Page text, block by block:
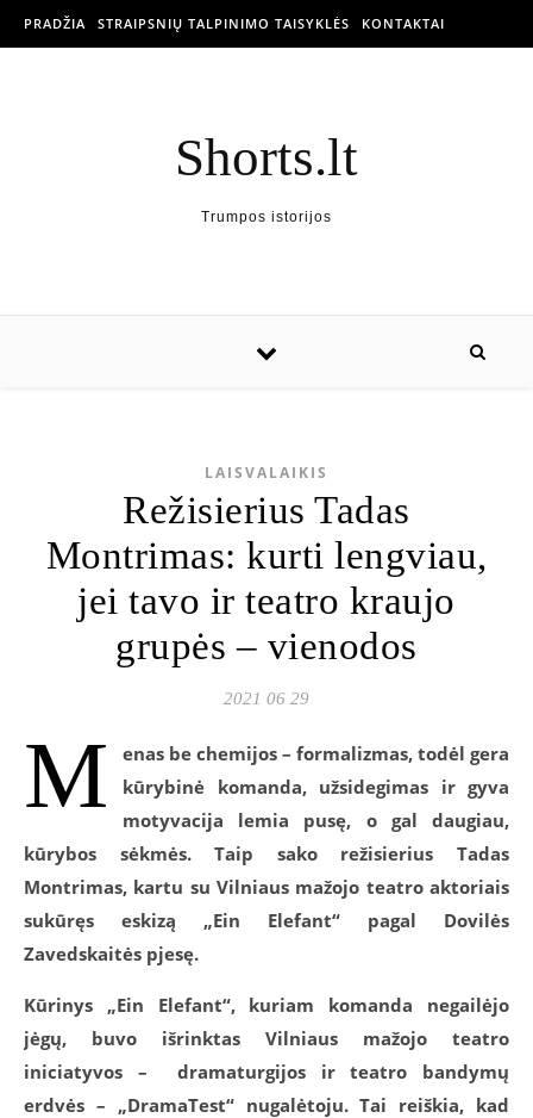
PRADŽIA STRAIPSNIŲ TALPINIMO TAISYKLĖS KONTAKTAI
Shorts.lt
Trumpos istorijos
LAISVALAIKIS
Režisierius Tadas
Montrimas: kurti lengviau,
jei tavo ir teatro kraujo
grupės – vienodos
2021 06 29
M
enas be chemijos – formalizmas, todėl gera
kūrybinė komanda, užsidegimas ir gyva
motyvacija lemia pusę, o gal daugiau,
kūrybos sėkmės. Taip sako režisierius Tadas
Montrimas, kartu su Vilniaus mažojo teatro aktoriais
sukūręs eskizą „Ein Elefant“ pagal Dovilės
Zavedskaitės pjesę.
Kūrinys „Ein Elefant“, kuriam komanda negailėjo
jėgų, buvo išrinktas Vilniaus mažojo teatro
iniciatyvos – dramaturgijos ir teatro bandymų
erdvės – „DramaTest“ nugalėtoju. Tai reiškia, kad